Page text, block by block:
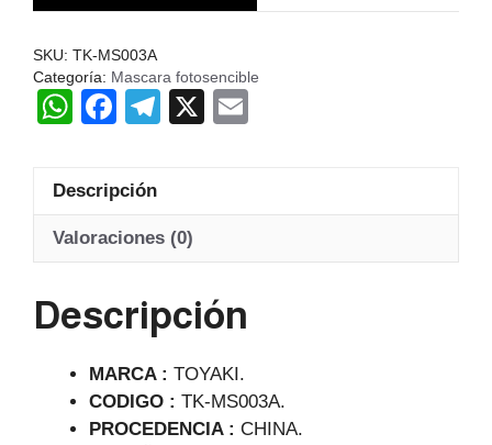
SEXY
cantidad
SKU: TK-MS003A
Categoría: Mascara fotosencible
W
at
s
A
p
F
c
e
b
o
T
gr
a
X
Descripción
Valoraciones (0)
Descripción
MARCA : TOYAKI.
CODIGO : TK-MS003A.
PROCEDENCIA : CHINA.